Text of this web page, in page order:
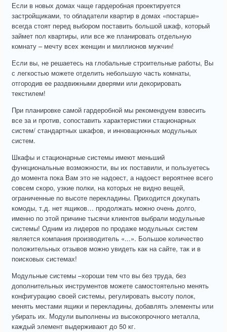
Если в новых домах чаще гардеробная проектируется
застройщиками, то обладатели квартир в домах «постарше»
всегда стоят перед выбором поставить большой шкаф, который
займет пол квартиры, или все же планировать отдельную
комнату – мечту всех женщин и миллионов мужчин!
Если вы, не решаетесь на глобальные строительные работы, Вы
с легкостью можете отделить небольшую часть комнаты,
отгородив ее раздвижными дверями или декорировать
текстилем!
При планировке самой гардеробной мы рекомендуем взвесить
все за и против, сопоставить характеристики стационарных
систем/ стандартных шкафов, и инновационных модульных
систем.
Шкафы и стационарные системы имеют меньший
функциональные возможности, вы их поставили, и пользуетесь
до момента пока Вам это не надоест, а надоест вероятнее всего
совсем скоро, узкие полки, на которых не видно вещей,
ограниченные по высоте перекладины. Приходится докупать
комоды, т.д. нет ящиков… продолжать можно очень долго,
именно по этой причине тысячи клиентов выбрали модульные
системы! Одним из лидеров по продаже модульных систем
является компания производитель «...». Большое количество
положительных отзывов можно увидеть как на сайте, так и в
поисковых системах!
Модульные системы –хороши тем что вы без труда, без
дополнительных инструментов можете самостоятельно менять
конфигурацию своей системы, регулировать высоту полок,
менять местами ящики и перекладины, добавлять элементы или
убирать их. Модули выполнены из высокопрочного металла,
каждый элемент выдерживают до 50 кг.